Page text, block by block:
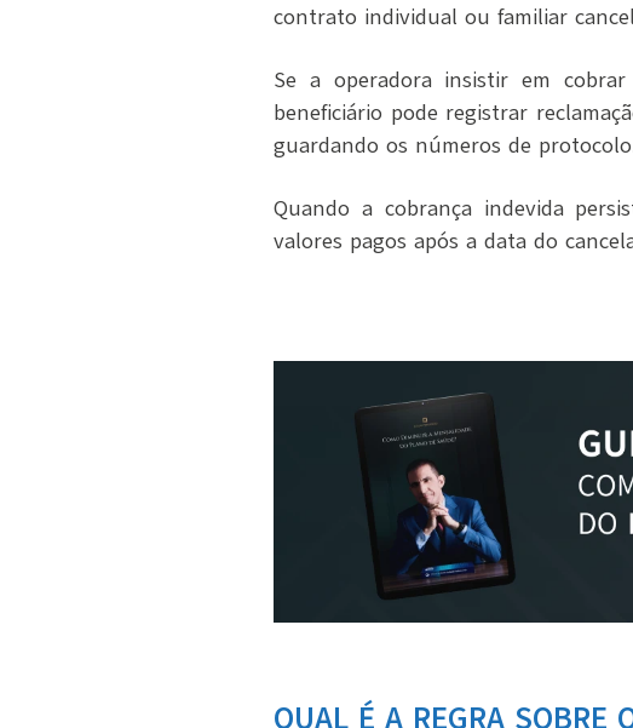
contrato individual ou familiar
Se a operadora insistir em
beneficiário pode registrar
guardando os números de
Quando a cobrança indevida
valores pagos após a data do
QUAL É A REGRA SOBRE